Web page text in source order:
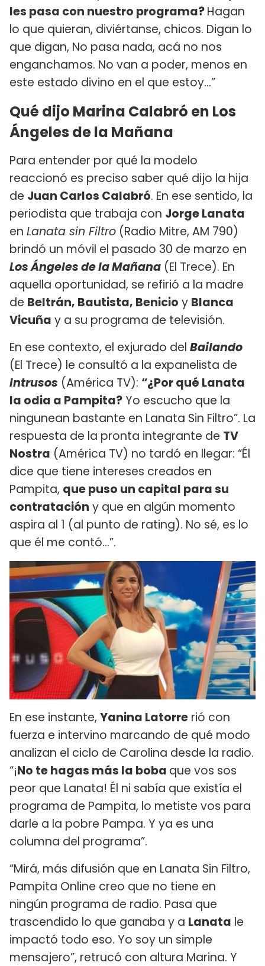
les pasa con nuestro programa?Hagan
lo que quieran, diviértanse, chicos. Digan lo
que digan, No pasa nada, acá no nos
enganchamos. No van a poder, menos en
este estado divino en el que estoy...”
Qué dijo Marina Calabró en Los
Ángeles de la Mañana
Para entender por qué la modelo
reaccionó es preciso saber qué dijo la hija
de Juan Carlos Calabró. En ese sentido, la
periodista que trabaja con Jorge Lanata
en Lanata sin Filtro (Radio Mitre, AM 790)
brindó un móvil el pasado 30 de marzo en
Los Ángeles de la Mañana (El Trece). En
aquella oportunidad, se refirió a la madre
de Beltrán, Bautista, Benicio y Blanca
Vicuña y a su programa de televisión.
En ese contexto, el exjurado del Bailando
(El Trece) le consultó a la expanelista de
Intrusos (América TV): “¿Por qué Lanata
la odia a Pampita?Yo escucho que la
ningunean bastante en Lanata Sin Filtro”. La
respuesta de la pronta integrante de TV
Nostra (América TV) no tardó en llegar: “Él
dice que tiene intereses creados en
Pampita, que puso un capital para su
contratación y que en algún momento
aspira al 1 (al punto de rating). No sé, es lo
que él me contó...”.
En ese instante, Yanina Latorre rió con
fuerza e intervino marcando de qué modo
analizan el ciclo de Carolina desde la radio.
“¡No te hagas más la boba que vos sos
peor que Lanata! Él ni sabía que existía el
programa de Pampita, lo metiste vos para
darle a la pobre Pampa. Y ya es una
columna del programa”.
“Mirá, más difusión que en Lanata Sin Filtro,
Pampita Online creo que no tiene en
ningún programa de radio. Pasa que
trascendido lo que ganaba y a Lanata le
impactó todo eso. Yo soy un simple
mensajero”, retrucó con altura Marina. Y